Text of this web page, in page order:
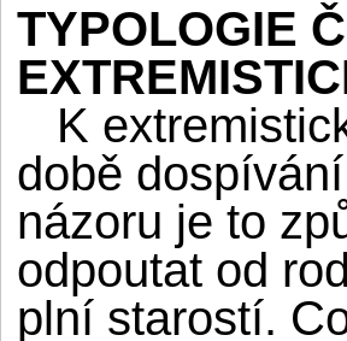
TYPOLOGIE
K
době
názoru je to
odpoutat od
plní starostí.